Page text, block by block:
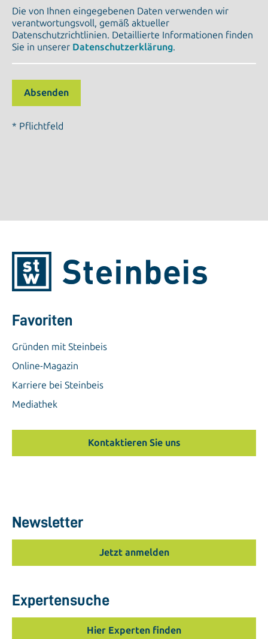
Die von Ihnen eingegebenen Daten verwenden wir
verantwortungsvoll, gemäß aktueller
Datenschutzrichtlinien. Detaillierte Informationen finden
Sie in unserer Datenschutzerklärung.
* Pflichtfeld
Favoriten
Gründen mit Steinbeis
Online-Magazin
Karriere bei Steinbeis
Mediathek
Kontaktieren Sie uns
Newsletter
Jetzt anmelden
Expertensuche
Hier Experten finden